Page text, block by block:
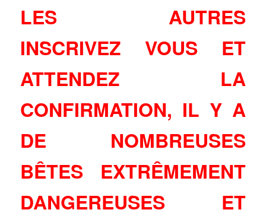
LES AUTRES
INSCRIVEZ VOUS ET
ATTENDEZ LA
CONFIRMATION, IL Y A
DE NOMBREUSES
BÊTES EXTRÊMEMENT
DANGEREUSES ET